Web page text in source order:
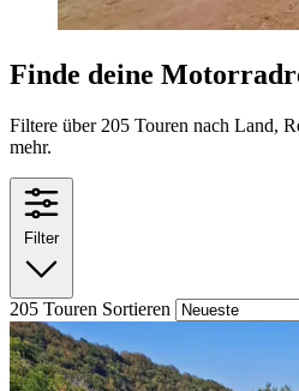
Finde deine
Filtere über 205 Touren nach Land,
mehr.
Filter
205 Touren Sortieren